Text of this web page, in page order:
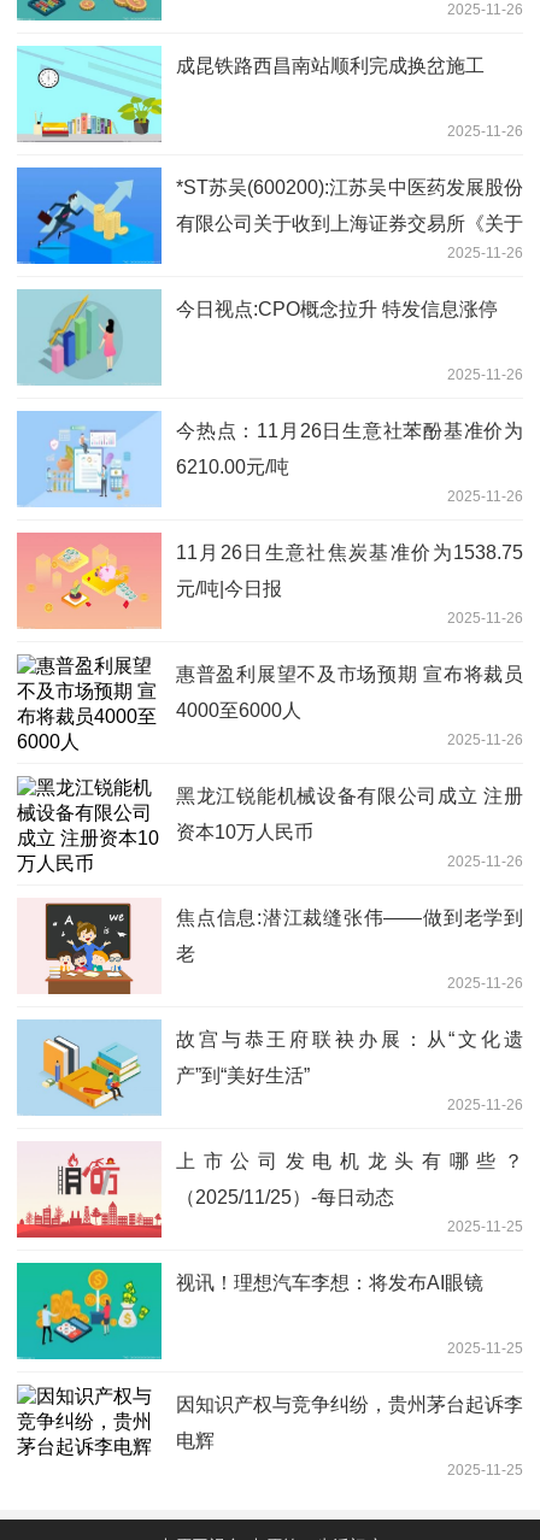
2025-11-26
成昆铁路西昌南站顺利完成换岔施工
2025-11-26
*ST苏吴(600200):江苏吴中医药发展股份
有限公司关于收到上海证券交易所《关于
拟终止江苏吴中医药发展股份有限公司股
票上市的事先告知书》|焦点简讯
2025-11-26
今日视点:CPO概念拉升 特发信息涨停
2025-11-26
今热点：11月26日生意社苯酚基准价为
6210.00元/吨
2025-11-26
11月26日生意社焦炭基准价为1538.75
元/吨|今日报
2025-11-26
惠普盈利展望不及市场预期 宣布将裁员
4000至6000人
2025-11-26
黑龙江锐能机械设备有限公司成立 注册
资本10万人民币
2025-11-26
焦点信息:潜江裁缝张伟——做到老学到
老
2025-11-26
故宫与恭王府联袂办展：从“文化遗
产”到“美好生活”
2025-11-26
上市公司发电机龙头有哪些？
（2025/11/25）-每日动态
2025-11-25
视讯！理想汽车李想：将发布AI眼镜
2025-11-25
因知识产权与竞争纠纷，贵州茅台起诉李
电辉
2025-11-25